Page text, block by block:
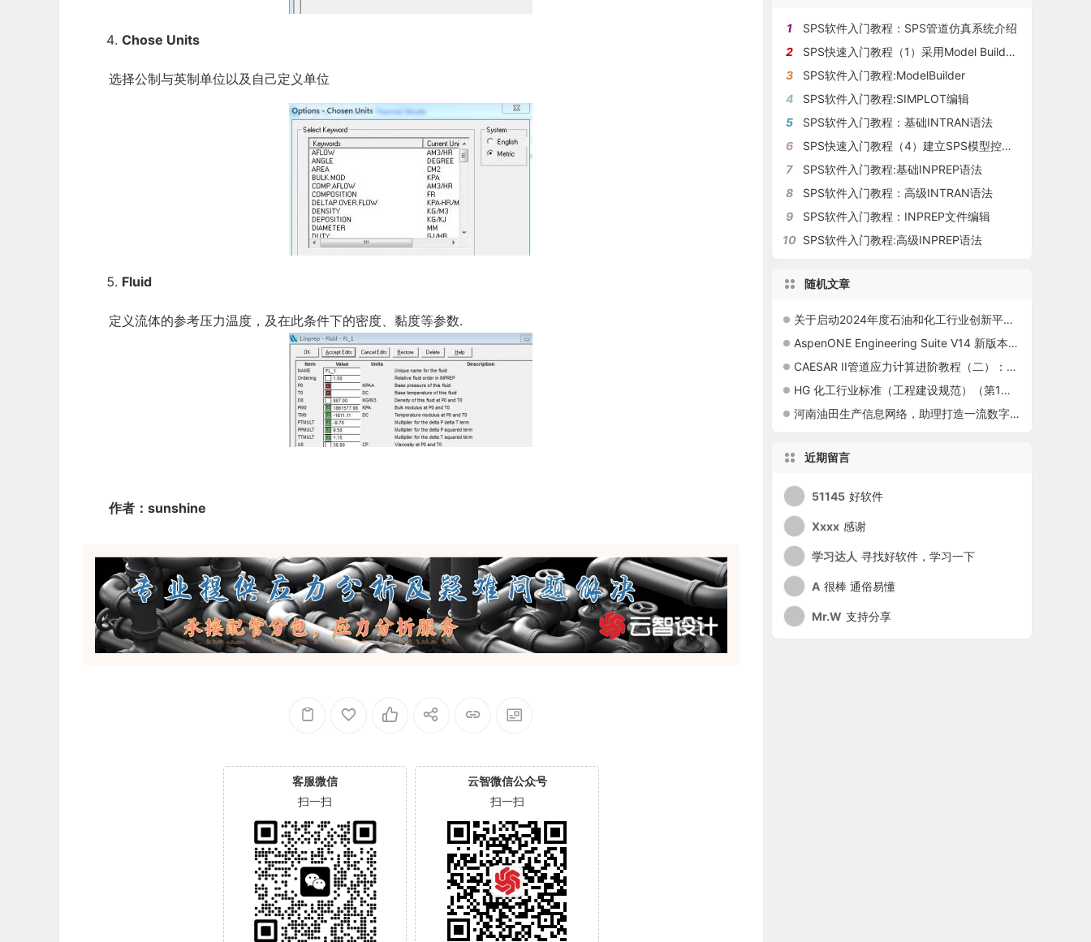
Chose Units
选择公制与英制单位以及自己定义单位
Fluid
定义流体的参考压力温度，及在此条件下的密度、黏度等参数.
作者：sunshine
客服微信
扫一扫
云智微信公众号
扫一扫
1
SPS软件入门教程：SPS管道仿真系统介绍
2
SPS快速入门教程（1）采用Model Builder建模进行稳态模拟
3
SPS软件入门教程:ModelBuilder
4
SPS软件入门教程:SIMPLOT编辑
5
SPS软件入门教程：基础INTRAN语法
6
SPS快速入门教程（4）建立SPS模型控制文件（INTRAN文件）
7
SPS软件入门教程:基础INPREP语法
8
SPS软件入门教程：高级INTRAN语法
9
SPS软件入门教程：INPREP文件编辑
10 SPS软件入门教程:高级INPREP语法
随机文章
关于启动2024年度石油和化工行业创新平台认定工作的通知
AspenONE Engineering Suite V14 新版本介绍
CAESAR II管道应力计算进阶教程（二）：管段调整
HG 化工行业标准（工程建设规范）（第1部分）
河南油田生产信息网络，助理打造一流数字化油田
近期留言
51145 好软件
Xxxx 感谢
学习达人 寻找好软件，学习一下
A 很棒 通俗易懂
Mr.W 支持分享